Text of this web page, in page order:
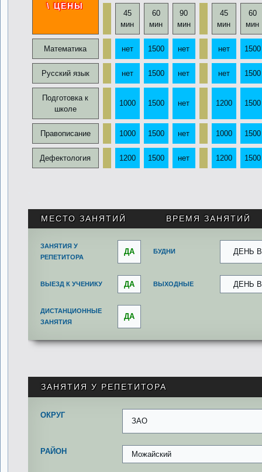
\ ЦЕНЫ
45
мин
60
мин
90
мин
45
мин
60
мин
Математика нет 1500 нет нет 1500
Русский язык нет 1500 нет нет 1500
Подготовка к
школе
1000 1500 нет 1200 1500
Правописание 1000 1500 нет 1000 1500
Дефектология 1200 1500 нет 1200 1500
МЕСТО ЗАНЯТИЙ ВРЕМЯ ЗАНЯТИЙ
ЗАНЯТИЯ У
РЕПЕТИТОРА
ДА БУДНИ ДЕНЬ
ВЫЕЗД К УЧЕНИКУ ДА ВЫХОДНЫЕ ДЕНЬ
ДИСТАНЦИОННЫЕ
ЗАНЯТИЯ
ДА
ЗАНЯТИЯ У РЕПЕТИТОРА
ОКРУГ
ЗАО
РАЙОН Можайский